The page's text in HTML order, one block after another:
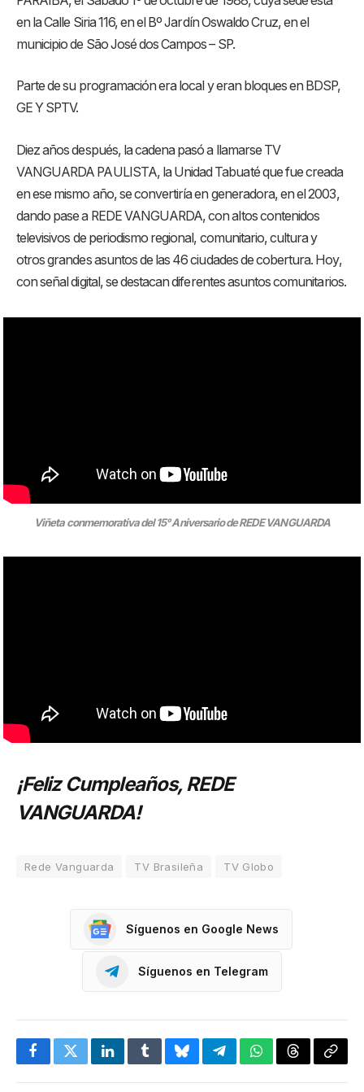
en la Calle Siria 116, en el Bº Jardín Oswaldo Cruz, en el
municipio de São José dos Campos – SP.
Parte de su programación era local y eran bloques en BDSP,
GE Y SPTV.
Diez años después, la cadena pasó a llamarse TV
VANGUARDA PAULISTA, la Unidad Tabuaté que fue creada
en ese mismo año, se convertiría en generadora, en el 2003,
dando pase a REDE VANGUARDA, con altos contenidos
televisivos de periodismo regional, comunitario, cultura y
otros grandes asuntos de las 46 ciudades de cobertura. Hoy,
con señal digital, se destacan diferentes asuntos comunitarios.
Viñeta conmemorativa del 15° Aniversario de REDE VANGUARDA
¡Feliz Cumpleaños, REDE
VANGUARDA!
Rede Vanguarda TV Brasileña TV Globo
Síguenos en Google News
Síguenos en Telegram
FacebookTwitterLinkedInTumblrBlueskyTelegramWhatsApp
Threads